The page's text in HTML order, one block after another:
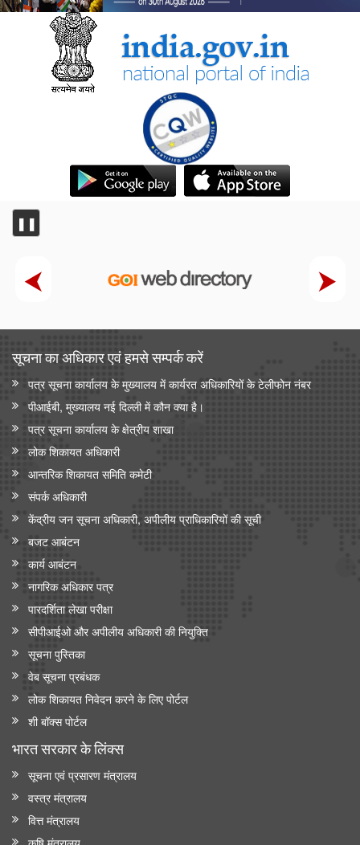
❚❚
सूचना का अधिकार एवं हमसे सम्‍पर्क करें
पत्र सूचना कार्यालय के मुख्यालय में कार्यरत अधिकारियों के टेलीफोन नंबर
पीआईबी, मुख्यालय नई दिल्ली में कौन क्या है।
पत्र सूचना कार्यालय के क्षेत्रीय शाखा
लोक शिकायत अधिकारी
आन्‍तरिक शिकायत समिति कमेटी
संपर्क अधिकारी
केंद्रीय जन सूचना अधिकारी, अपीलीय प्राधिकारियों की सूची
बजट आबंटन
कार्य आबंटन
नागरिक अधिकार पत्र
पारदर्शिता लेखा परीक्षा
सीपीआईओ और अपी‍लीय अधिकारी की नियुक्ति
सूचना पुस्तिका
वेब सूचना प्रबंधक
लोक शिकायत निवेदन करने के लिए पोर्टल
शी बॉक्स पोर्टल
भारत सरकार के लिंक्‍स
सूचना एवं प्रसारण मंत्रालय
वस्त्र मंत्रालय
वित्त मंत्रालय